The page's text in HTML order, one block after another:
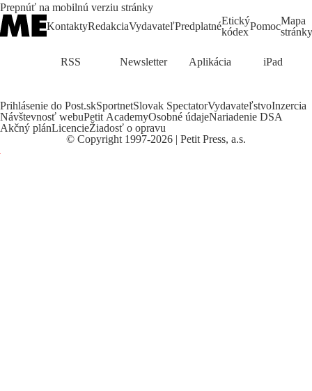
Prepnúť na mobilnú verziu stránky
KontaktyRedakciaVydavateľPredplatnéEtický
kódexPomocMapa
stránky
RSS Newsletter Aplikácia iPad
Prihlásenie do Post.skSportnetSlovak SpectatorVydavateľstvoInzercia
Návštevnosť webuPetit AcademyOsobné údajeNariadenie DSA
Akčný plánLicencieŽiadosť o opravu
© Copyright 1997-2026 | Petit Press, a.s.